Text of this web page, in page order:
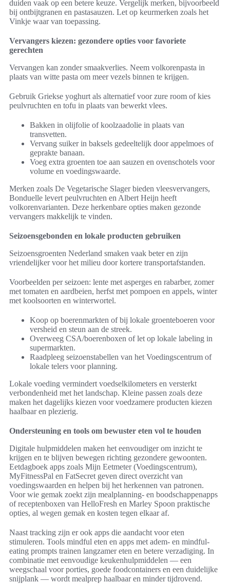
duiden vaak op een betere keuze. Vergelijk merken, bijvoorbeeld
bij ontbijtgranen en pastasauzen. Let op keurmerken zoals het
Vinkje waar van toepassing.
Vervangers kiezen: gezondere opties voor favoriete
gerechten
Vervangen kan zonder smaakverlies. Neem volkorenpasta in
plaats van witte pasta om meer vezels binnen te krijgen.
Gebruik Griekse yoghurt als alternatief voor zure room of kies
peulvruchten en tofu in plaats van bewerkt vlees.
Bakken in olijfolie of koolzaadolie in plaats van
transvetten.
Vervang suiker in baksels gedeeltelijk door appelmoes of
geprakte banaan.
Voeg extra groenten toe aan sauzen en ovenschotels voor
volume en voedingswaarde.
Merken zoals De Vegetarische Slager bieden vleesvervangers,
Bonduelle levert peulvruchten en Albert Heijn heeft
volkorenvarianten. Deze herkenbare opties maken gezonde
vervangers makkelijk te vinden.
Seizoensgebonden en lokale producten gebruiken
Seizoensgroenten Nederland smaken vaak beter en zijn
vriendelijker voor het milieu door kortere transportafstanden.
Voorbeelden per seizoen: lente met asperges en rabarber, zomer
met tomaten en aardbeien, herfst met pompoen en appels, winter
met koolsoorten en winterwortel.
Koop op boerenmarkten of bij lokale groenteboeren voor
versheid en steun aan de streek.
Overweeg CSA/boerenboxen of let op lokale labeling in
supermarkten.
Raadpleeg seizoenstabellen van het Voedingscentrum of
lokale telers voor planning.
Lokale voeding vermindert voedselkilometers en versterkt
verbondenheid met het landschap. Kleine passen zoals deze
maken het dagelijks kiezen voor voedzamere producten kiezen
haalbaar en plezierig.
Ondersteuning en tools om bewuster eten vol te houden
Digitale hulpmiddelen maken het eenvoudiger om inzicht te
krijgen en te blijven bewegen richting gezondere gewoonten.
Eetdagboek apps zoals Mijn Eetmeter (Voedingscentrum),
MyFitnessPal en FatSecret geven direct overzicht van
voedingswaarden en helpen bij het herkennen van patronen.
Voor wie gemak zoekt zijn mealplanning- en boodschappenapps
of receptenboxen van HelloFresh en Marley Spoon praktische
opties, al wegen gemak en kosten tegen elkaar af.
Naast tracking zijn er ook apps die aandacht voor eten
stimuleren. Tools mindful eten en apps met adem- en mindful-
eating prompts trainen langzamer eten en betere verzadiging. In
combinatie met eenvoudige keukenhulpmiddelen — een
weegschaal voor porties, goede foodcontainers en een duidelijke
snijplank — wordt mealprep haalbaar en minder tijdrovend.